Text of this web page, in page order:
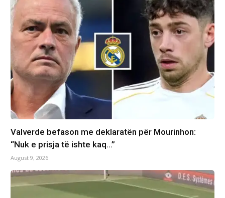
Valverde befason me deklaratën për Mourinhon:
“Nuk e prisja të ishte kaq…”
August 9, 2026